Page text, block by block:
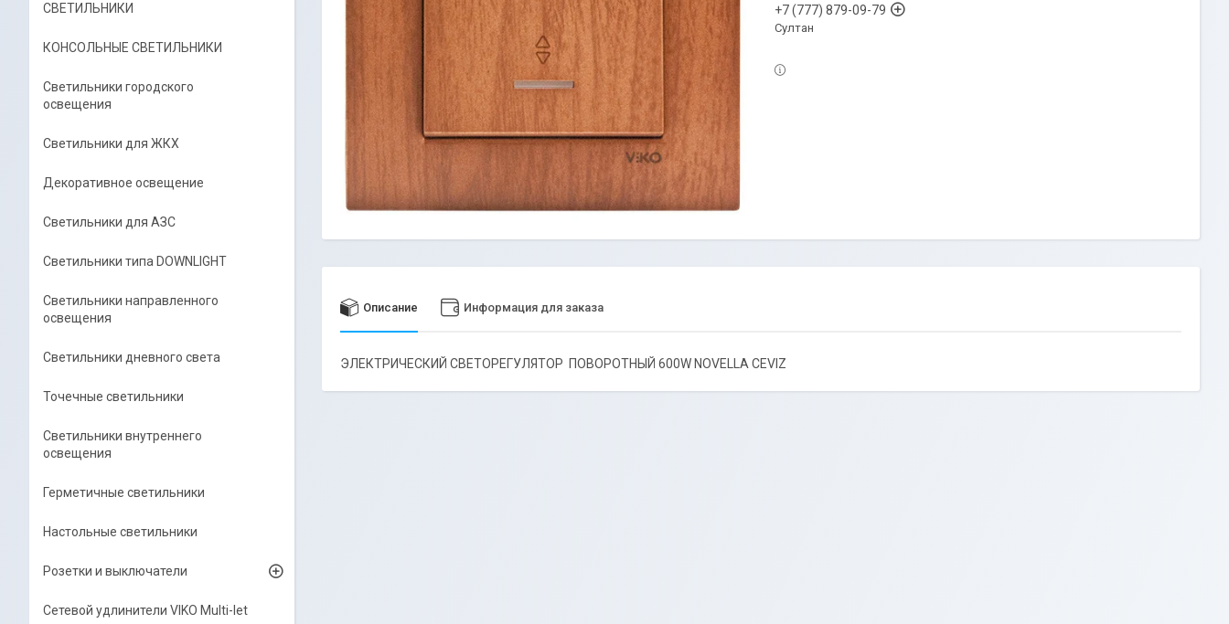
+7 (777) 879-09-79
Султан
Описание Информация для заказа
ЭЛЕКТРИЧЕСКИЙ СВЕТОРЕГУЛЯТОР ПОВОРОТНЫЙ 600W NOVELLA CEVIZ
СВЕТИЛЬНИКИ
КОНСОЛЬНЫЕ СВЕТИЛЬНИКИ
Светильники городского
освещения
Светильники для ЖКХ
Декоративное освещение
Светильники для АЗС
Светильники типа DOWNLIGHT
Светильники направленного
освещения
Светильники дневного света
Точечные светильники
Светильники внутреннего
освещения
Герметичные светильники
Настольные светильники
Розетки и выключатели
Сетевой удлинители VIKO Multi-let